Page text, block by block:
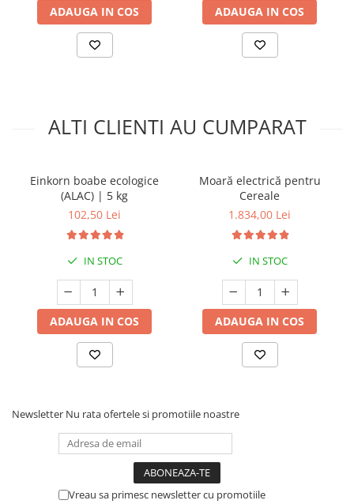
ADAUGA IN COS ADAUGA IN COS
ALTI CLIENTI AU CUMPARAT
Einkorn boabe ecologice
(ALAC) | 5 kg
102,50 Lei
IN STOC
ADAUGA IN COS
Moară electrică pentru
Cereale
1.834,00 Lei
IN STOC
ADAUGA IN COS
Newsletter Nu rata ofertele si promotiile noastre
Vreau sa primesc newsletter cu promotiile